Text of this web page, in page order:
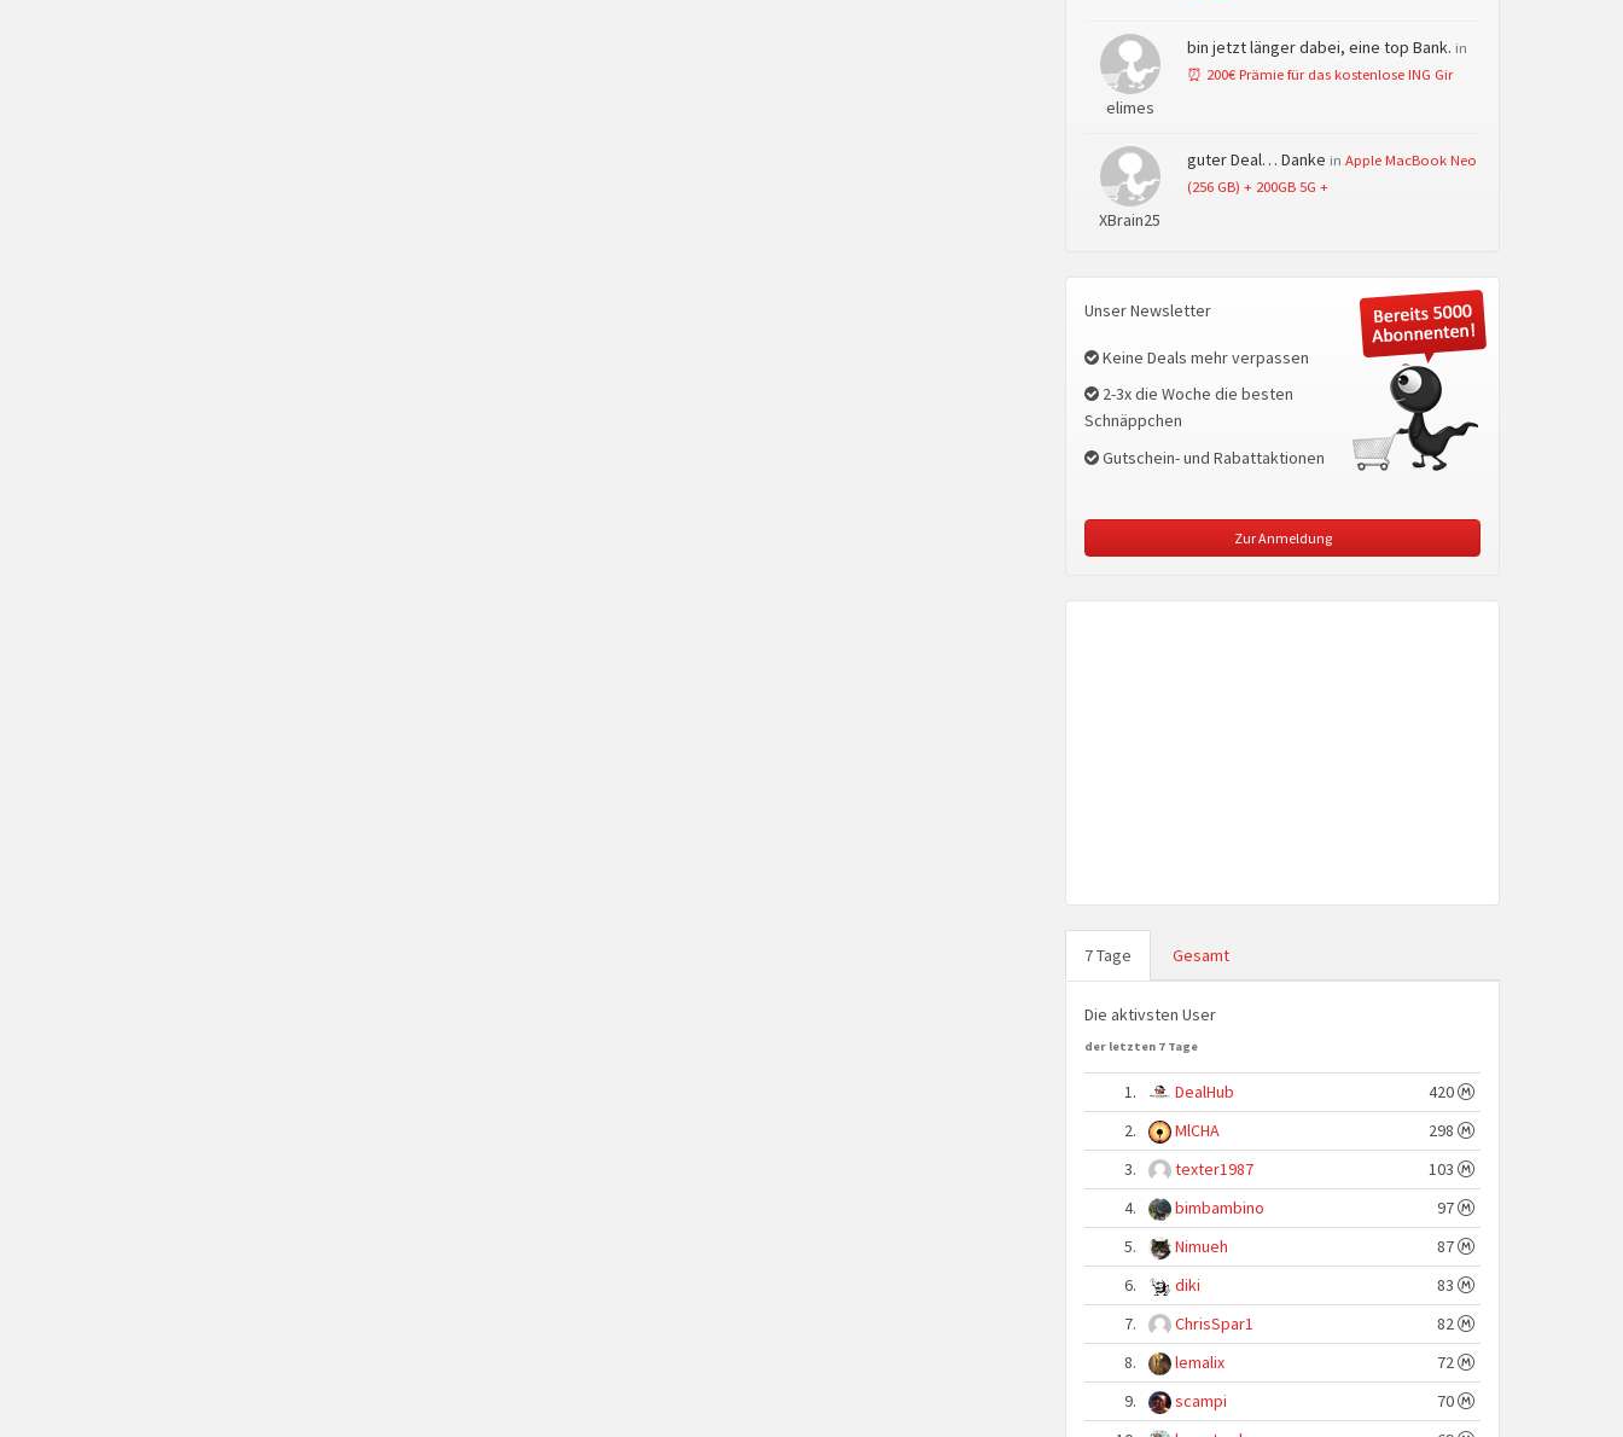
elimes
bin jetzt länger dabei, eine top Bank. in
⏰ 200€ Prämie für das kostenlose ING Gir
XBrain25
guter Deal… Danke in Apple MacBook Neo
(256 GB) + 200GB 5G +
Unser Newsletter
Keine Deals mehr verpassen
2-3x die Woche die besten
Schnäppchen
Gutschein- und Rabattaktionen
Zur Anmeldung
7 Tage Gesamt
Die aktivsten User
der letzten 7 Tage
1. DealHub
420
2.
MlCHA
298
3.
texter1987
103
4.
bimbambino
97
5.
Nimueh
87
6.
diki
83
7.
ChrisSpar1
82
8.
lemalix
72
9.
scampi
70